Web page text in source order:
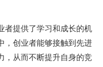
者提供了学习和成长的机
，创业者能够接触到先进
，从而不断提升自身的竞